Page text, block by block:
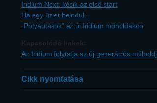
Iridium Next: késik az első start
Ha egy üzlet beindul...
„Potyautasok” az új Iridium műholdakon
Kapcsolódó linkek:
Az Iridium folytatja az új generációs
Cikk nyomtatása